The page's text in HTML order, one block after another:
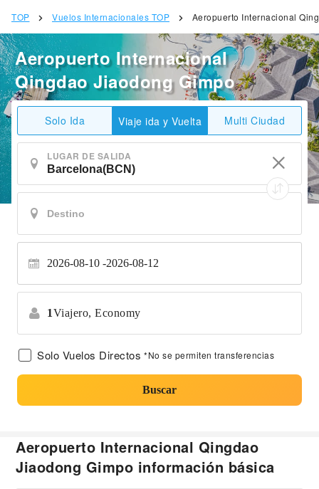
TOP Vuelos Internacionales TOP Aeropuerto Internacional
Aeropuerto Internacional
Qingdao Jiaodong Gimpo
Solo Ida Viaje ida y Vuelta Multi Ciudad
LUGAR DE SALIDA
2026-08-10 2026-08-12
1Viajero, Economy
Solo Vuelos Directos *No se permiten transferencias
Buscar
Aeropuerto Internacional Qingdao
Jiaodong Gimpo información básica